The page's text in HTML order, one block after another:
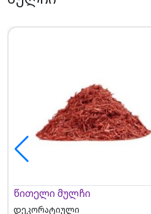
წითელი მულჩი
დეკორატიული